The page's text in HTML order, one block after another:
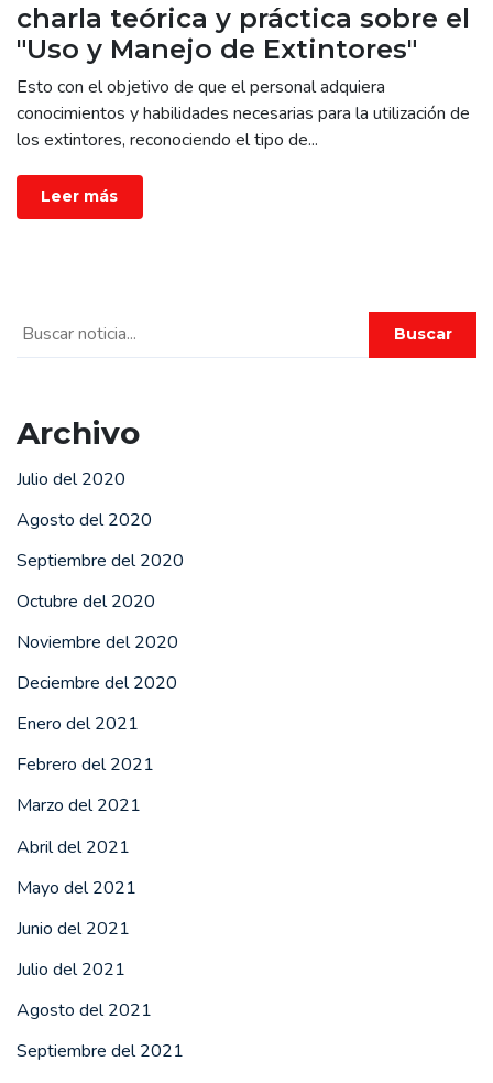
charla teórica y práctica sobre el
"Uso y Manejo de Extintores"
Esto con el objetivo de que el personal adquiera
conocimientos y habilidades necesarias para la utilización de
los extintores, reconociendo el tipo de...
Leer más
Buscar
Archivo
Julio del 2020
Agosto del 2020
Septiembre del 2020
Octubre del 2020
Noviembre del 2020
Deciembre del 2020
Enero del 2021
Febrero del 2021
Marzo del 2021
Abril del 2021
Mayo del 2021
Junio del 2021
Julio del 2021
Agosto del 2021
Septiembre del 2021